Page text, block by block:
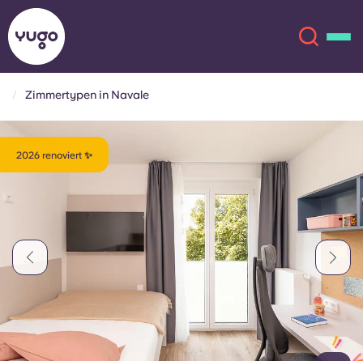
Standorte
Konto Sprache
English (US)
Chinese Español
Català Deutsch
French
Portuguese
Zimmertypen in Navale
2026 renoviert ✨